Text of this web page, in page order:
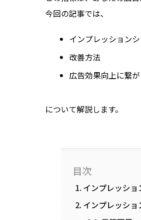
今回の記事では、
インプレッション
改善方法
広告効果向上に繋
について解説します。
目次
インプレッショ
インプレッシ